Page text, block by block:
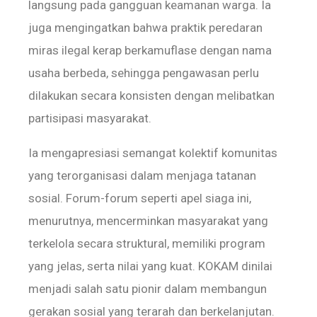
langsung pada gangguan keamanan warga. Ia
juga mengingatkan bahwa praktik peredaran
miras ilegal kerap berkamuflase dengan nama
usaha berbeda, sehingga pengawasan perlu
dilakukan secara konsisten dengan melibatkan
partisipasi masyarakat.
Ia mengapresiasi semangat kolektif komunitas
yang terorganisasi dalam menjaga tatanan
sosial. Forum-forum seperti apel siaga ini,
menurutnya, mencerminkan masyarakat yang
terkelola secara struktural, memiliki program
yang jelas, serta nilai yang kuat. KOKAM dinilai
menjadi salah satu pionir dalam membangun
gerakan sosial yang terarah dan berkelanjutan.